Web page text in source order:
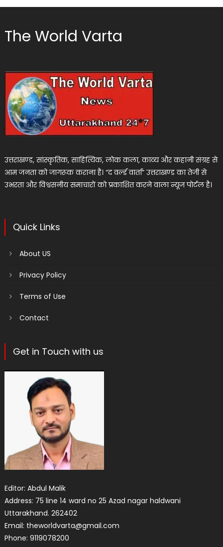
The World Varta
उत्तराखण्ड, सांस्कृतिक, साहित्यिक, लोक कला, काव्य और कहानी संग्रह से
आम जनता को जागरूक कराना है। “द वर्ल्ड वार्ता” उत्तराखण्ड का तेजी से
उभरता और विश्वसनीय समाचारों को प्रकाशित करने वाला न्यूज पोर्टल है।
Quick Links
About US
Privacy Policy
Terms of Use
Contact
Get in Touch with us
Editor: Abdul Malik
Address: 75 line 14 ward no 25 Azad nagar haldwani
Uttarakhand. 262402
Email: theworldvarta@gmail.com
Phone: 9119078200